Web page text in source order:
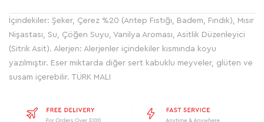
İçindekiler: Şeker, Çerez %20 (Antep Fıstığı, Badem, Fındık), Mısır
Nişastası, Su, Çöğen Suyu, Vanilya Aroması, Asitlik Düzenleyici
(Sitrik Asit). Alerjen: Alerjenler içindekiler kısmında koyu
yazılmıştır. Eser miktarda diğer sert kabuklu meyveler, glüten ve
susam içerebilir. TÜRK MALI